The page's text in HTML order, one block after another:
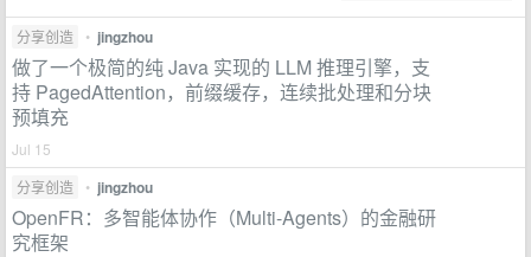
分享创造 • jingzhou
做了一个极简的纯 Java 实现的 LLM 推理引擎，支
持 PagedAttention，前缀缓存，连续批处理和分块
预填充
Jul 15
分享创造
• jingzhou
OpenFR：多智能体协作（Multi-Agents）的金融研
究框架